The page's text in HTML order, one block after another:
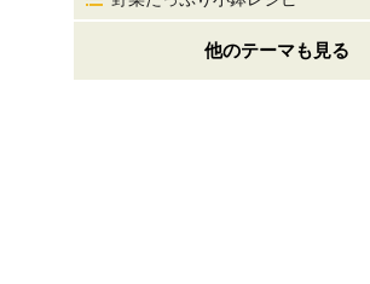
他のテーマも見る